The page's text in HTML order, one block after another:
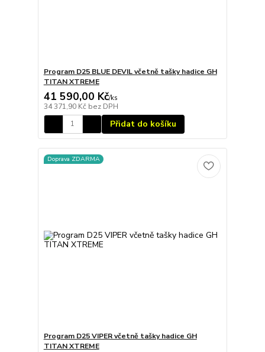
Program D25 BLUE DEVIL včetně tašky hadice GH
TITAN XTREME
41 590,00 Kč/ks
34 371,90 Kč bez DPH
Přidat do košíku
Doprava ZDARMA
Program D25 VIPER včetně tašky hadice GH
TITAN XTREME